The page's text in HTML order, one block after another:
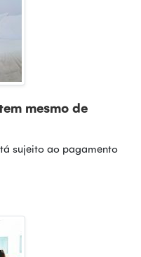
mesmo de
sujeito ao pagamento